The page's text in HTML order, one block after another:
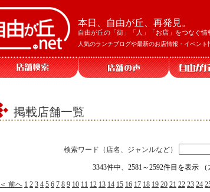
本日、自由が丘、再発見。
自由が丘の「街」「人」「お店」をつなぐ情
人気のランチブログや最新のお店情報・イベン
掲載店舗一覧
検索ワード（店名、ジャンルなど）
3343件中、2581～2592件目を表示 （
＜ 前へ 1 2 3 4 5 6 7 8 9 10 11 12 13 14 15 16 17 18 19 20 21 22 23 24